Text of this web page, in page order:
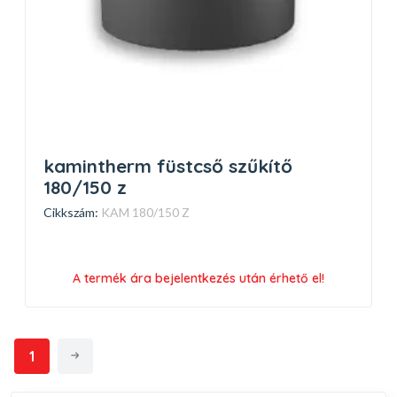
kamintherm füstcső szűkítő
180/150 z
Cikkszám: KAM 180/150 Z
A termék ára bejelentkezés után érhető el!
1